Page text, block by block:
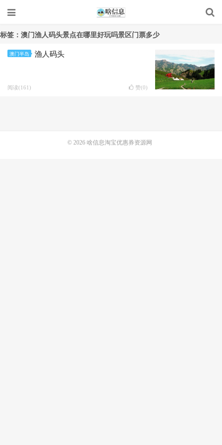
标签：澳门渔人码头景点在哪里好玩吗景区门票多少
澳门半岛 渔人码头
阅读(161) 赞(0)
© 2026 啥信息淘宝优惠券资源网